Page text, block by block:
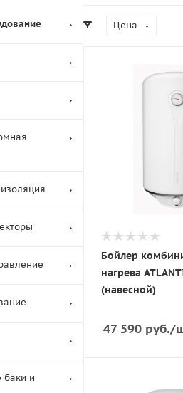
Цена
Бойлер
нагрева
(навесной)
47 590 руб./
баки и